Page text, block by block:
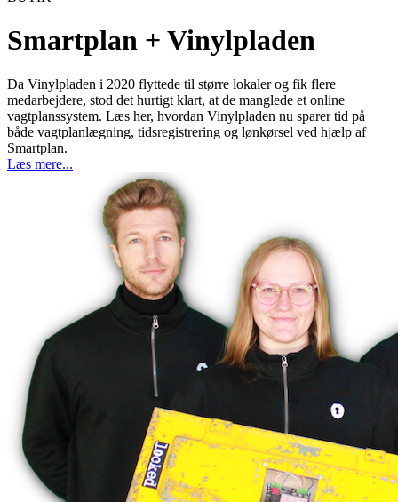
Smartplan + Vinylpladen
Da Vinylpladen i 2020 flyttede til større lokaler og fik flere
medarbejdere, stod det hurtigt klart, at de manglede et online
vagtplanssystem. Læs her, hvordan Vinylpladen nu sparer tid på
både vagtplanlægning, tidsregistrering og lønkørsel ved hjælp af
Smartplan.
Læs mere...